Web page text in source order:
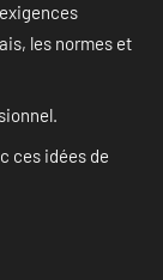
les normes et
ces idées de